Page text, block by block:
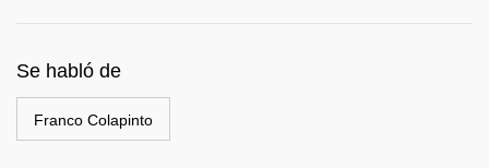
Se habló de
Franco Colapinto